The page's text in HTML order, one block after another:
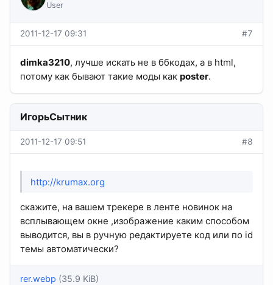
User
2011-12-17 09:31 #7
dimka3210, лучше искать не в ббкодах, а в html,
потому как бывают такие моды как poster.
ИгорьСытник
2011-12-17 09:51 #8
http://krumax.org
скажите, на вашем трекере в ленте новинок на
всплывающем окне ,изображение каким способом
выводится, вы в ручную редактируете код или по id
темы автоматически?
rer.webp (35.9 KiB)